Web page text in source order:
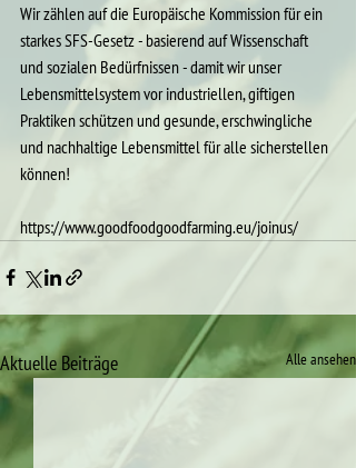
Wir zählen auf die Europäische Kommission für ein
starkes SFS-Gesetz - basierend auf Wissenschaft
und sozialen Bedürfnissen - damit wir unser
Lebensmittelsystem vor industriellen, giftigen
Praktiken schützen und gesunde, erschwingliche
und nachhaltige Lebensmittel für alle sicherstellen
können!
https://www.goodfoodgoodfarming.eu/joinus/
Aktuelle Beiträge Alle ansehen